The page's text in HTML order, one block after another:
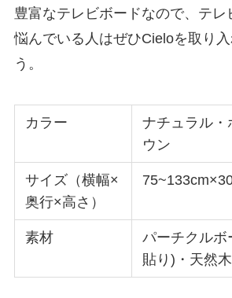
豊富なテレビボードなので、テレ
悩んでいる人はぜひCieloを取り
う。
カラー
ナチュラル・
ウン
サイズ（横幅×
奥行×高さ）
素材
パーチクルボ
貼り)・天然